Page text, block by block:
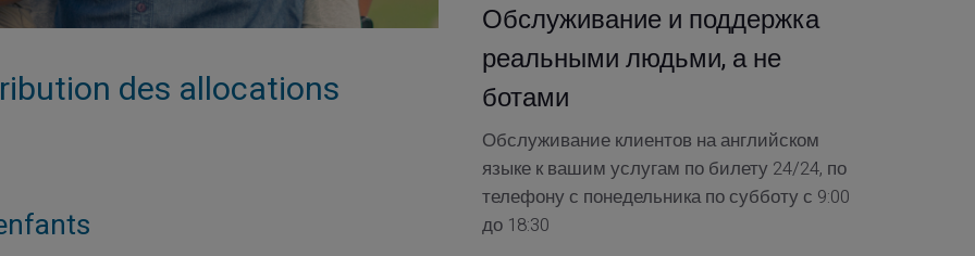
des allocations
Обслуживание и поддержка
реальными людьми, а не
ботами
Обслуживание клиентов на английском
языке к вашим услугам по билету 24/24, по
телефону с понедельника по субботу с 9:00
до 18:30